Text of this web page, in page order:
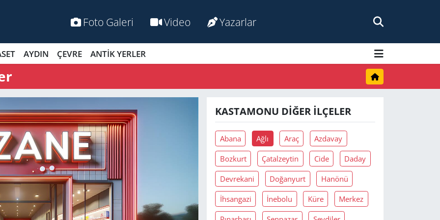
Foto Galeri Video Yazarlar
AYDIN ÇEVRE ANTİK YERLER
KASTAMONU DIĞER İLÇELER
Abana Ağlı Araç Azdavay
Bozkurt Çatalzeytin Cide Daday
Devrekani Doğanyurt Hanönü
İhsangazi İnebolu Küre Merkez